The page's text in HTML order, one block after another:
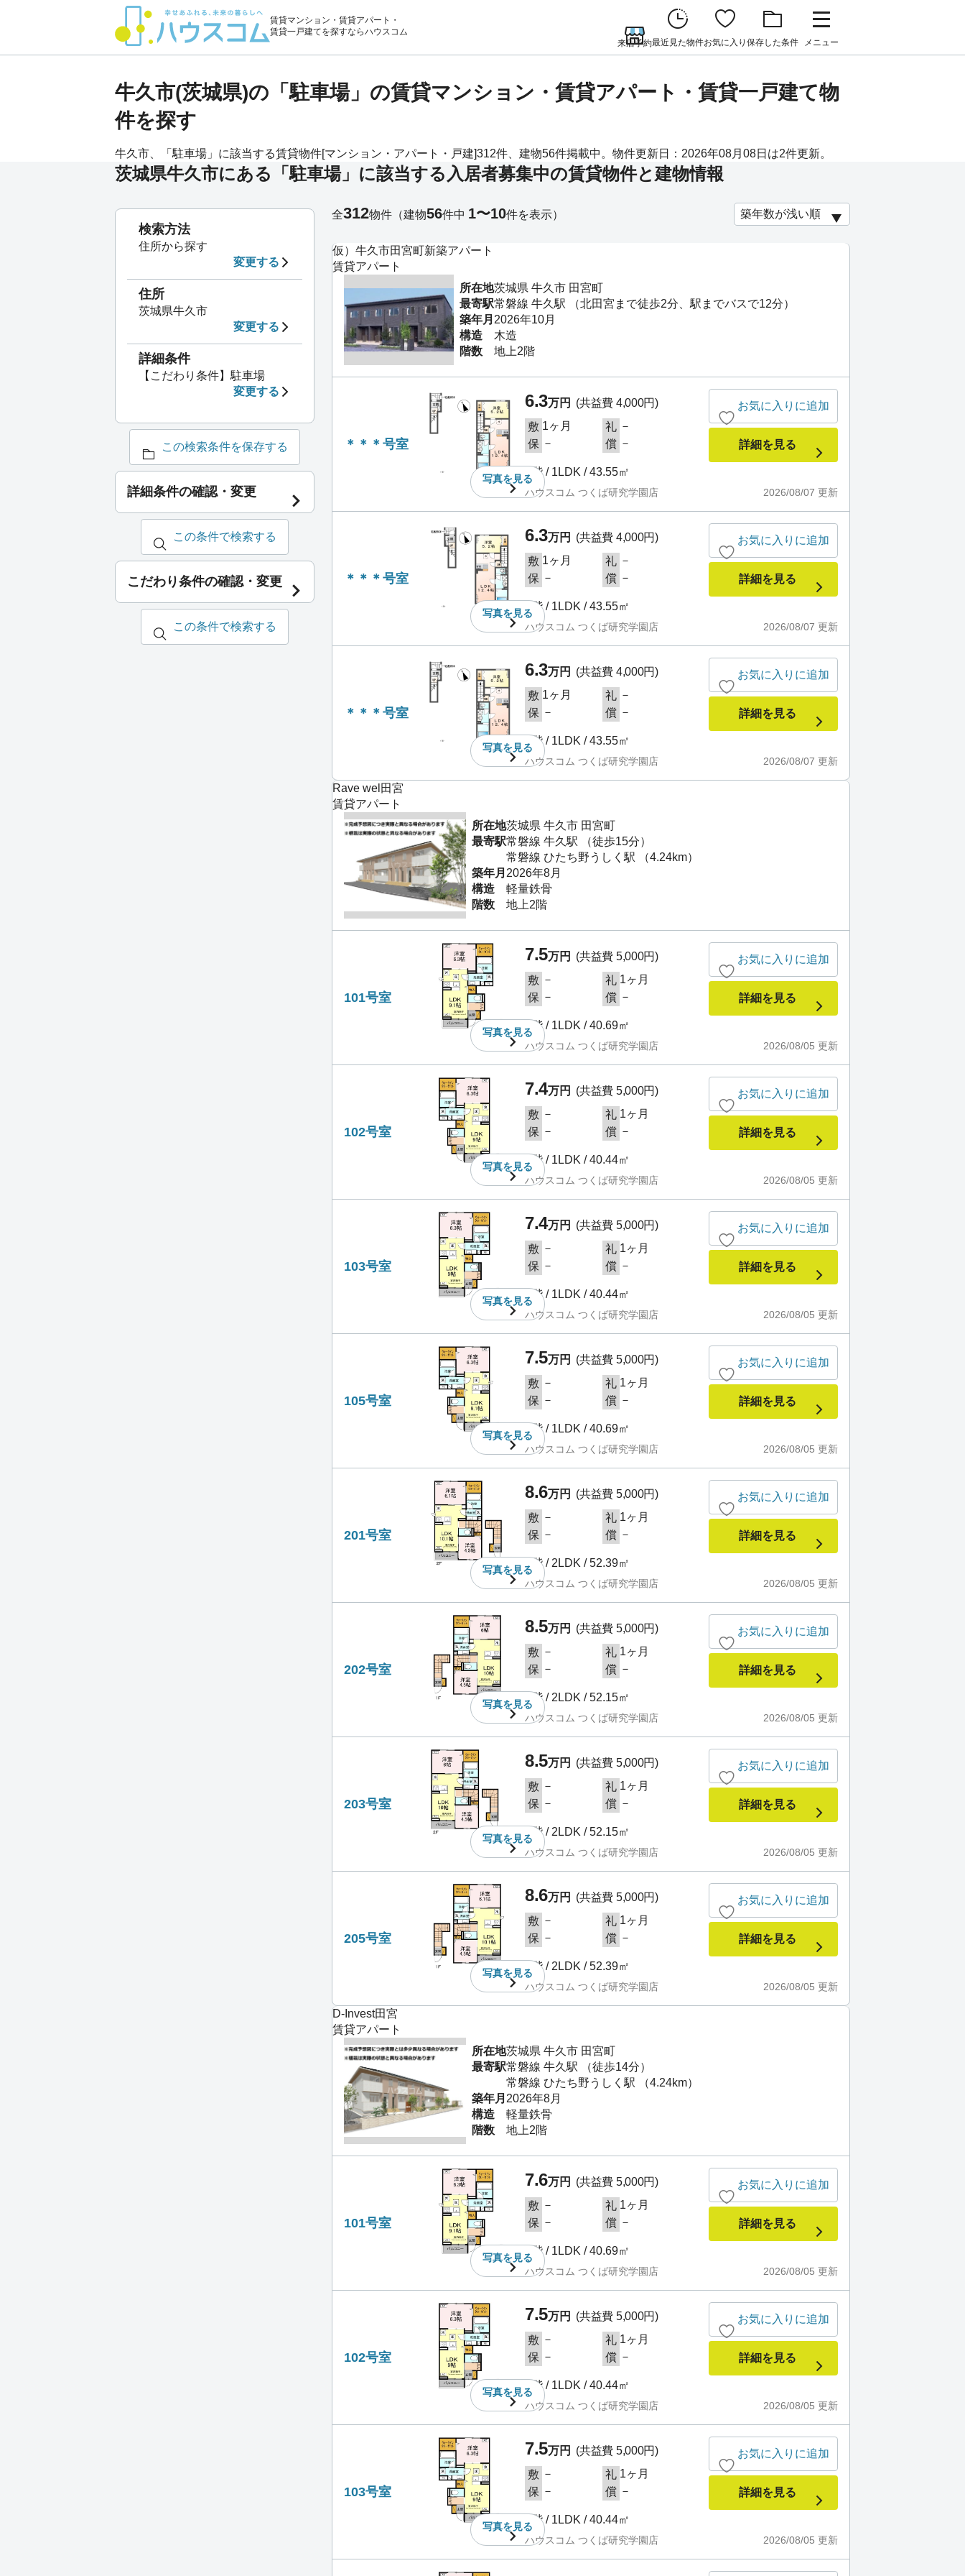
賃貸マンション・賃貸アパート・
賃貸一戸建てを探すならハウスコム
来店予約最近見た物件お気に入り 保存した条件 メニュー
牛久市(茨城県)の「駐車場」の賃貸マンション・賃貸アパート・賃貸一戸建て物
件を探す
牛久市、「駐車場」に該当する賃貸物件[マンション・アパート・戸建]312件、建物56件掲載中。物件更新日：2026年08月08日は2件更新。
茨城県牛久市にある「駐車場」に該当する入居者募集中の賃貸物件と建物情報
仮）牛久市田宮町新築アパート
賃貸アパート
所在地茨城県 牛久市 田宮町
最寄駅常磐線 牛久駅 （北田宮まで徒歩2分、駅までバスで12分）
築年月 2026年10月
構造
木造
階数
地上2階
＊＊＊号室
写真を見る
6.3万円
(共益費 4,000円)
敷 1ヶ月 礼 －
保 － 償 －
2階 / 1LDK / 43.55㎡
2026/08/07 更新
ハウスコム つくば研究学園店
お気に入りに追加
詳細を見る
＊＊＊号室
写真を見る
6.3万円
(共益費 4,000円)
敷 1ヶ月 礼 －
保 － 償 －
2階 / 1LDK / 43.55㎡
2026/08/07 更新
ハウスコム つくば研究学園店
お気に入りに追加
詳細を見る
＊＊＊号室
写真を見る
6.3万円
(共益費 4,000円)
敷 1ヶ月 礼 －
保 － 償 －
2階 / 1LDK / 43.55㎡
2026/08/07 更新
ハウスコム つくば研究学園店
お気に入りに追加
詳細を見る
Rave wel田宮
賃貸アパート
所在地茨城県 牛久市 田宮町
最寄駅常磐線 牛久駅 （徒歩15分）
常磐線 ひたち野うしく駅 （4.24km）
築年月 2026年8月
構造
軽量鉄骨
階数
地上2階
101号室
写真を見る
7.5万円
(共益費 5,000円)
敷 － 礼 1ヶ月
保 － 償 －
1階 / 1LDK / 40.69㎡
2026/08/05 更新
ハウスコム つくば研究学園店
お気に入りに追加
詳細を見る
102号室
写真を見る
7.4万円
(共益費 5,000円)
敷 － 礼 1ヶ月
保 － 償 －
1階 / 1LDK / 40.44㎡
2026/08/05 更新
ハウスコム つくば研究学園店
お気に入りに追加
詳細を見る
103号室
写真を見る
7.4万円
(共益費 5,000円)
敷 － 礼 1ヶ月
保 － 償 －
1階 / 1LDK / 40.44㎡
2026/08/05 更新
ハウスコム つくば研究学園店
お気に入りに追加
詳細を見る
105号室
写真を見る
7.5万円
(共益費 5,000円)
敷 － 礼 1ヶ月
保 － 償 －
1階 / 1LDK / 40.69㎡
2026/08/05 更新
ハウスコム つくば研究学園店
お気に入りに追加
詳細を見る
201号室
写真を見る
8.6万円
(共益費 5,000円)
敷 － 礼 1ヶ月
保 － 償 －
2階 / 2LDK / 52.39㎡
2026/08/05 更新
ハウスコム つくば研究学園店
お気に入りに追加
詳細を見る
202号室
写真を見る
8.5万円
(共益費 5,000円)
敷 － 礼 1ヶ月
保 － 償 －
2階 / 2LDK / 52.15㎡
2026/08/05 更新
ハウスコム つくば研究学園店
お気に入りに追加
詳細を見る
203号室
写真を見る
8.5万円
(共益費 5,000円)
敷 － 礼 1ヶ月
保 － 償 －
2階 / 2LDK / 52.15㎡
2026/08/05 更新
ハウスコム つくば研究学園店
お気に入りに追加
詳細を見る
205号室
写真を見る
8.6万円
(共益費 5,000円)
敷 － 礼 1ヶ月
保 － 償 －
2階 / 2LDK / 52.39㎡
2026/08/05 更新
ハウスコム つくば研究学園店
お気に入りに追加
詳細を見る
D-Invest田宮
賃貸アパート
所在地茨城県 牛久市 田宮町
最寄駅常磐線 牛久駅 （徒歩14分）
常磐線 ひたち野うしく駅 （4.24km）
築年月 2026年8月
構造
軽量鉄骨
階数
地上2階
101号室
写真を見る
7.6万円
(共益費 5,000円)
敷 － 礼 1ヶ月
保 － 償 －
1階 / 1LDK / 40.69㎡
2026/08/05 更新
ハウスコム つくば研究学園店
お気に入りに追加
詳細を見る
102号室
写真を見る
7.5万円
(共益費 5,000円)
敷 － 礼 1ヶ月
保 － 償 －
1階 / 1LDK / 40.44㎡
2026/08/05 更新
ハウスコム つくば研究学園店
お気に入りに追加
詳細を見る
103号室
写真を見る
7.5万円
(共益費 5,000円)
敷 － 礼 1ヶ月
保 － 償 －
1階 / 1LDK / 40.44㎡
2026/08/05 更新
ハウスコム つくば研究学園店
お気に入りに追加
詳細を見る
全312物件 （建物56件中 1〜10件を表示）
検索方法
住所から探す
変更する
住所
茨城県牛久市
変更する
詳細条件
【こだわり条件】駐車場
変更する
この検索条件を保存する
詳細条件の確認・変更
この条件で検索する
こだわり条件の確認・変更
この条件で検索する